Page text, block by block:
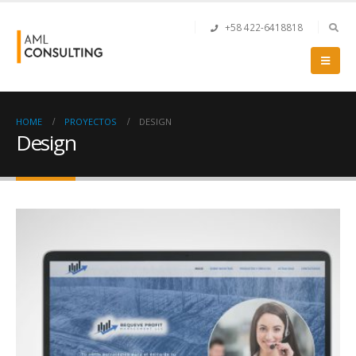
+58 422-6418818
HOME PROYECTOS DESIGN
Design